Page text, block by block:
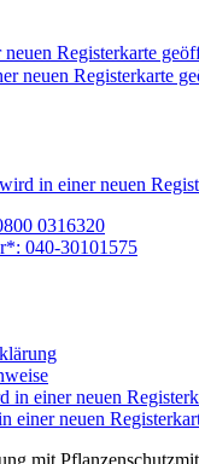
Registerkarte
neuen Registerkarte
wird in einer neuen
0316320
040-30101575
in einer neuen
einer neuen